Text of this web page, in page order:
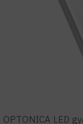
OPTONICA LED